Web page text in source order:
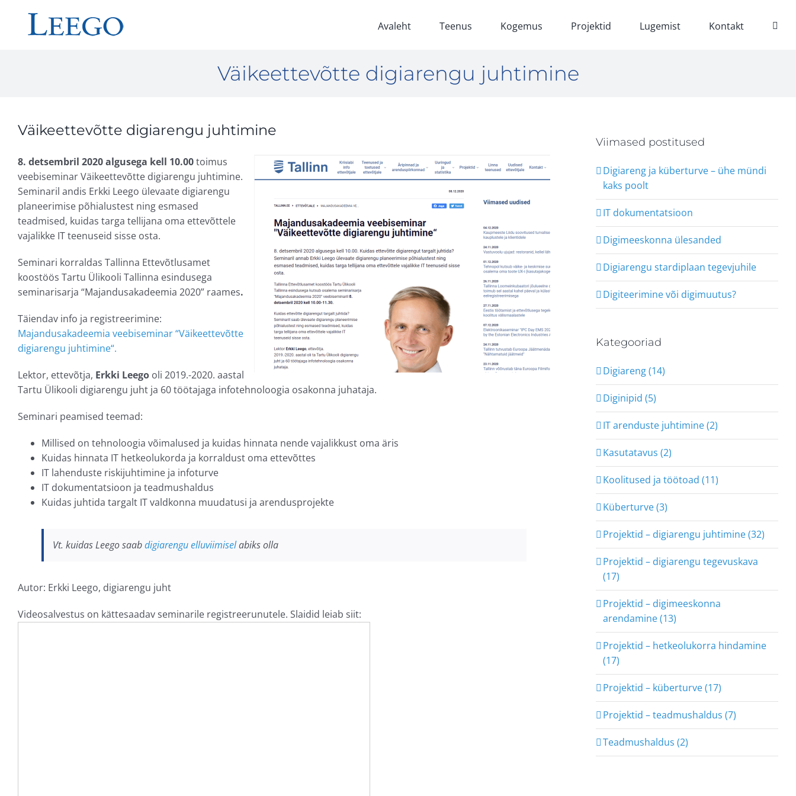
content
Avaleht Teenus Kogemus Projektid Lugemist Kontakt
Väikeettevõtte digiarengu juhtimine
Väikeettevõtte digiarengu juhtimine
8. detsembril 2020 algusega kell 10.00toimus
veebiseminar Väikeettevõtte digiarengu juhtimine.
Seminaril andis Erkki Leego ülevaate digiarengu
planeerimise põhialustest ning esmased
teadmised, kuidas targa tellijana oma ettevõttele
vajalikke IT teenuseid sisse osta.
Seminari korraldas Tallinna Ettevõtlusamet
koostöös Tartu Ülikooli Tallinna esindusega
seminarisarja “Majandusakadeemia 2020” raames.
Täiendav info ja registreerimine:
Majandusakadeemia veebiseminar “Väikeettevõtte
digiarengu juhtimine“.
Lektor, ettevõtja, Erkki Leego oli 2019.-2020. aastal
Tartu Ülikooli digiarengu juht ja 60 töötajaga infotehnoloogia osakonna juhataja.
Seminari peamised teemad:
Millised on tehnoloogia võimalused ja kuidas hinnata nende vajalikkust oma äris
Kuidas hinnata IT hetkeolukorda ja korraldust oma ettevõttes
IT lahenduste riskijuhtimine ja infoturve
IT dokumentatsioon ja teadmushaldus
Kuidas juhtida targalt IT valdkonna muudatusi ja arendusprojekte
Vt. kuidas Leego saabdigiarengu elluviimiselabiks olla
Autor: Erkki Leego, digiarengu juht
Videosalvestus on kättesaadav seminarile registreerunutele. Slaidid leiab siit:
Viimased postitused
Digiareng ja küberturve – ühe mündi
kaks poolt
IT dokumentatsioon
Digimeeskonna ülesanded
Digiarengu stardiplaan tegevjuhile
Digiteerimine või digimuutus?
Kategooriad
Digiareng (14)
Diginipid (5)
IT arenduste juhtimine (2)
Kasutatavus (2)
Koolitused ja töötoad (11)
Küberturve (3)
Projektid – digiarengu juhtimine (32)
Projektid – digiarengu tegevuskava
(17)
Projektid – digimeeskonna
arendamine (13)
Projektid – hetkeolukorra hindamine
(17)
Projektid – küberturve (17)
Projektid – teadmushaldus (7)
Teadmushaldus (2)